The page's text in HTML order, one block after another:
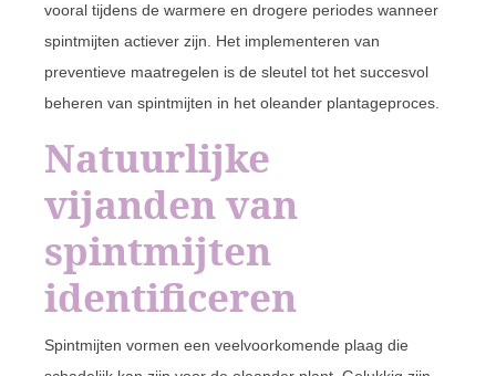
vooral tijdens de warmere en drogere periodes wanneer
spintmijten actiever zijn. Het implementeren van
preventieve maatregelen is de sleutel tot het succesvol
beheren van spintmijten in het oleander plantageproces.
Natuurlijke
vijanden van
spintmijten
identificeren
Spintmijten vormen een veelvoorkomende plaag die